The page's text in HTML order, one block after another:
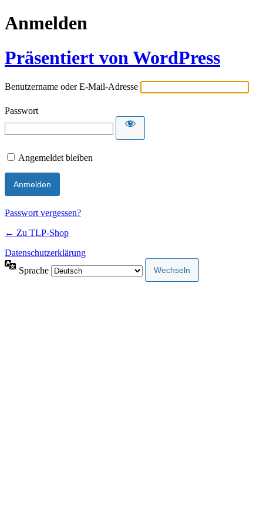
Anmelden
Präsentiert von WordPress
Benutzername oder E-Mail-Adresse
Passwort
Angemeldet bleiben
Passwort vergessen?
← Zu TLP-Shop
Datenschutzerklärung
Sprache